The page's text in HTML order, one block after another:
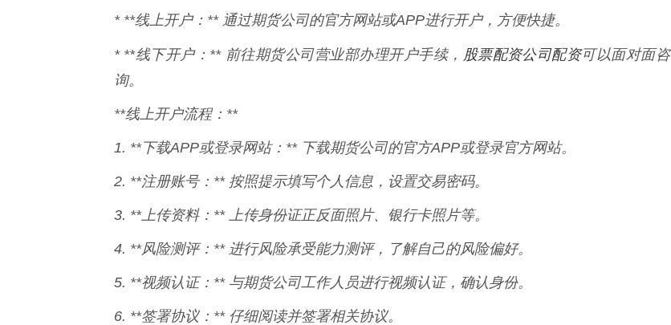
* **线上开户：** 通过期货公司的官方网站或APP进行开户，方便快捷。
* **线下开户：** 前往期货公司营业部办理开户手续， 股票配资公司配资可以面对面咨
询。
**线上开户流程：**
1. **下载APP或登录网站：** 下载期货公司的官方APP或登录官方网站。
2. **注册账号：** 按照提示填写个人信息，设置交易密码。
3. **上传资料：** 上传身份证正反面照片、银行卡照片等。
4. **风险测评：** 进行风险承受能力测评，了解自己的风险偏好。
5. **视频认证：** 与期货公司工作人员进行视频认证，确认身份。
6. **签署协议：** 仔细阅读并签署相关协议。